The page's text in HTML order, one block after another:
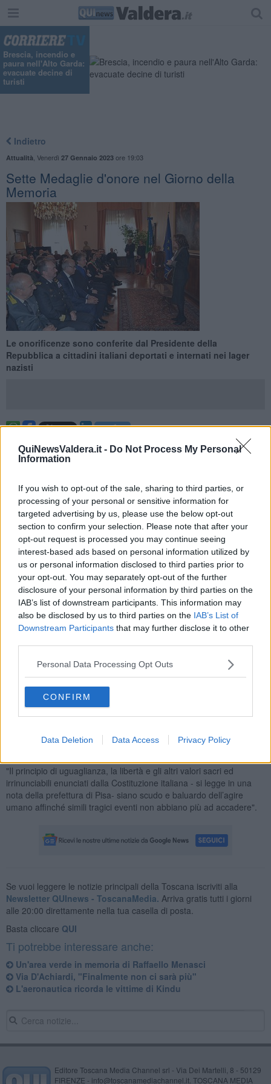
QuiNewsValdera.it - Do Not Process My Personal
Information
If you wish to opt-out of the sale, sharing to third parties, or
processing of your personal or sensitive information for
targeted advertising by us, please use the below opt-out
section to confirm your selection. Please note that after your
opt-out request is processed you may continue seeing
interest-based ads based on personal information utilized by
us or personal information disclosed to third parties prior to
your opt-out. You may separately opt-out of the further
disclosure of your personal information by third parties on the
IAB’s list of downstream participants. This information may
also be disclosed by us to third parties on the IAB’s List of
Downstream Participants that may further disclose it to other
Personal Data Processing Opt Outs
CONFIRM
Data Deletion Data Access Privacy Policy
Brescia, incendio e
paura nell'Alto Garda:
evacuate decine di
turisti
Indietro
Attualità Venerdì 27 Gennaio 2023ore 19:03
Sette Medaglie d'onore nel Giorno della
Memoria
Le onorificenze sono conferite dal Presidente della
Repubblica a cittadini italiani deportati e internati nei lager
nazisti
PISA —Nella giornata in cui si commemorano le vittime
dell'Olocausto sono state consegnate leMedaglie d’onore alla
Sette quelle che sono state consegnate, questa mattina, dal
prefetto Maria Luisa D’Alessandro, nel corso di una cerimonia nel
Salone di rappresentanza della Prefettura. Le medaglie d’onore
sono state consegnate alla memoria di
Secondo Ciacchini,
Nicolino Francesco Ferrari, Eusebio Ferri, Alfonso Fuggi,
Aurelio Nardi, Ilio Pachetti e Vittorio Rocchi.
Oltre ai familiari degli insigniti, alla cerimonia hanno preso parte, tra
gli altri, il deputatoEdoardo Ziello,il presidente della Provincia di
Bonsangue, il sindaco di Casciana Terme LariMirko Tirreni,la
sindaca di ButiArianna Buti, il Presidente della Comunità Ebraica
, le autorità militari e i rappresentanti
delle istituzioni.
Gli intervenuti hanno espresso parole di "Sentita commozione e
sincera vicinanza alle vittime della Shoah ed ai familiari degli italiani
concentramento nazisti e sono stati destinati al lavoro coatto per
"Il principio di uguaglianza, la libertà e gli altri valori sacri ed
irrinunciabili enunciati dalla Costituzione italiana - si legge in una
nota della prefettura di Pisa- siano scudo e baluardo dell’agire
umano affinché simili tragici eventi non abbiano più ad accadere".
Se vuoi leggere le notizie principali della Toscana iscriviti alla
Newsletter QUInews - ToscanaMedia. Arriva gratis tutti i giorni
alle 20:00 direttamente nella tua casella di posta.
Basta cliccare QUI
Ti potrebbe interessare anche:
Un'area verde in memoria di Raffaello Menasci
Via D'Achiardi, "Finalmente non ci sarà più"
L'aeronautica ricorda le vittime di Kindu
Editore Toscana Media Channel srl - Via Dei Martelli, 8 - 50129
FIRENZE - info@toscanamediachannel.it. TOSCANA MEDIA